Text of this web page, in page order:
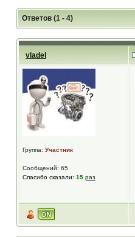
Ответов (1 - 4)
vladel
Группа: Участник
Сообщений: 65
Спасибо сказали: 15 раз